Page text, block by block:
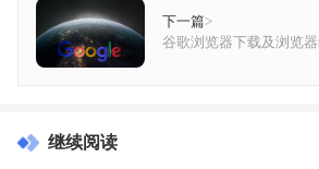
下一篇>
谷歌浏览器下载及浏览
继续阅读